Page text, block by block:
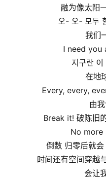
融为像太阳
오- 오- 모두
我们
I need you
지구란
在地
Every, every,
由
Break it! 破陈旧
No more
倒数 归零后就
时间还有空间穿越
会让